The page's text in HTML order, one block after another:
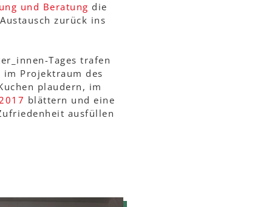
und Beratung die
zurück ins
Tages trafen
im Projektraum des
plaudern, im
blättern und eine
ausfüllen